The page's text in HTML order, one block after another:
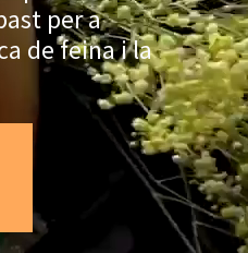
per a
de feina i la